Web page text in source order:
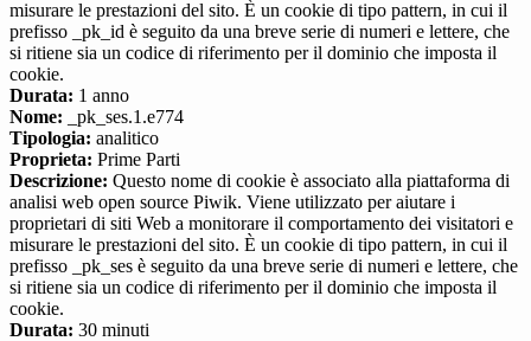
misurare le prestazioni del sito. È un cookie di tipo pattern, in cui il
prefisso _pk_id è seguito da una breve serie di numeri e lettere, che
si ritiene sia un codice di riferimento per il dominio che imposta il
cookie.
Durata: 1 anno
Nome: _pk_ses.1.e774
Tipologia: analitico
Proprieta: Prime Parti
Descrizione: Questo nome di cookie è associato alla piattaforma di
analisi web open source Piwik. Viene utilizzato per aiutare i
proprietari di siti Web a monitorare il comportamento dei visitatori e
misurare le prestazioni del sito. È un cookie di tipo pattern, in cui il
prefisso _pk_ses è seguito da una breve serie di numeri e lettere, che
si ritiene sia un codice di riferimento per il dominio che imposta il
cookie.
Durata: 30 minuti